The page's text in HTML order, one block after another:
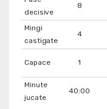
decisive
8
Mingi
castigate
4
Capace 1
Minute
jucate
40:00